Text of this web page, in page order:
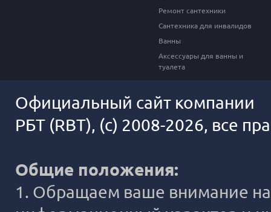
Ремонт сантехники
Сантехника для инвалидов
Ванны
Аксессуары для ванны и
туалета
Официальный сайт компании
РБТ (RBT), (c) 2008-2026, все
Общие положения:
1. Обращаем ваше внимание на